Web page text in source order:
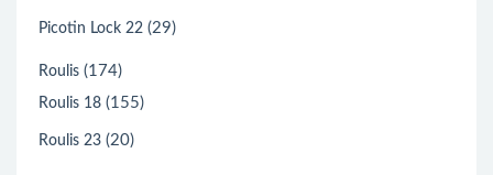
Picotin Lock 22 (29)
Roulis (174)
Roulis 18 (155)
Roulis 23 (20)